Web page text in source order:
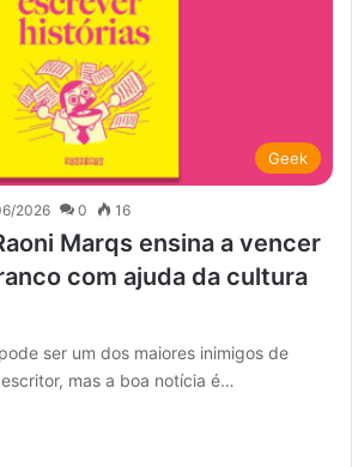
Geek
2026 0 16
Marqs ensina a vencer
com ajuda da cultura
ser um dos maiores inimigos de
mas a boa notícia é…